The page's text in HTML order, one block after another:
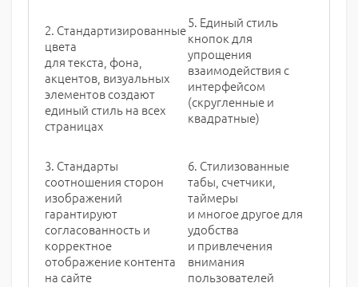
2. Стандартизированные
цвета
для текста, фона,
акцентов, визуальных
элементов создают
единый стиль на всех
страницах
5. Единый стиль
кнопок для
упрощения
взаимодействия с
интерфейсом
(скругленные и
квадратные)
3. Стандарты
соотношения сторон
изображений
гарантируют
согласованность и
корректное
отображение контента
на сайте
6. Стилизованные
табы, счетчики,
таймеры
и многое другое для
удобства
и привлечения
внимания
пользователей